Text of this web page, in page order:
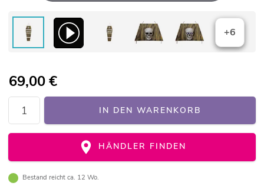
+6
69,00€
IN DEN WARENKORB
HÄNDLER FINDEN
Bestand reicht ca. 12 Wo.